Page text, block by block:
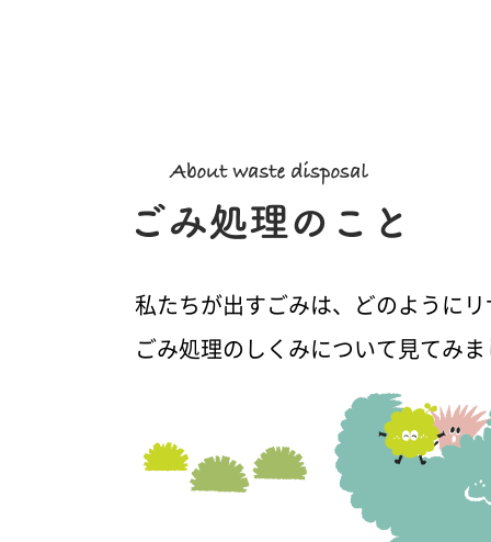
私たちが出すごみは、どのように
ごみ処理のしくみについて見てみ